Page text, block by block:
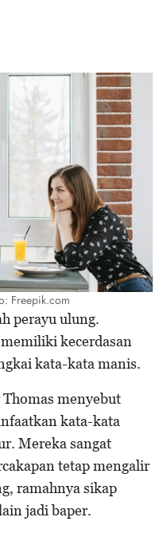
Freepik.com
perayu ulung.
kecerdasan
kata-kata manis.
menyebut
kata-kata
Mereka sangat
tetap mengalir
ramahnya sikap
jadi baper.